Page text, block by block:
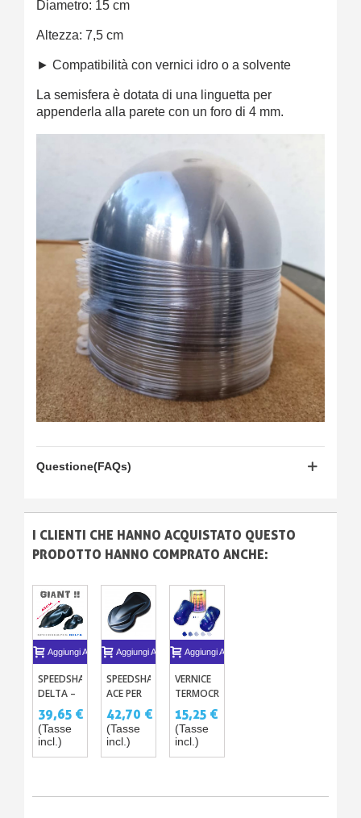
Diametro: 15 cm
Altezza: 7,5 cm
► Compatibilità con vernici idro o a solvente
La semisfera è dotata di una linguetta per
appenderla alla parete con un foro di 4 mm.
Questione(FAQs)
I CLIENTI CHE HANNO ACQUISTATO QUESTO
PRODOTTO HANNO COMPRATO ANCHE:
Aggiungi Al Carrello
SPEEDSHAPE
DELTA –
MODELLO
IN
PLASTICA
O NERO
39,65 €
(Tasse
incl.)
Aggiungi Al Carrello
SPEEDSHAPES
ACE PER
CAMPIONI
DI
VERNICI
42,70 €
(Tasse
incl.)
Aggiungi Al Carrello
VERNICE
TERMOCROMICA
60ML -
250ML -
1L - 5L
15,25 €
(Tasse
incl.)